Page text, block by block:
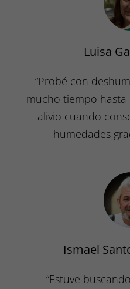
Luisa
“Probé con
mucho tiempo hasta
alivio cuando
humedades
Ismael
“Estuve